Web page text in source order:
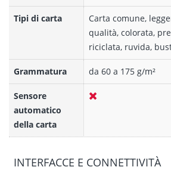
Tipi di carta
Carta comune,
qualità, colorata,
riciclata, ruvida,
Grammatura da 60 a 175 g/m²
Sensore
automatico
della carta
INTERFACCE E CONNETTIVITÀ